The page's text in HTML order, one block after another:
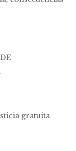
gratuita